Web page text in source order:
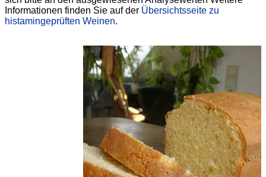
Informationen finden Sie auf der Übersichtsseite zu
histamingeprüften Weinen.